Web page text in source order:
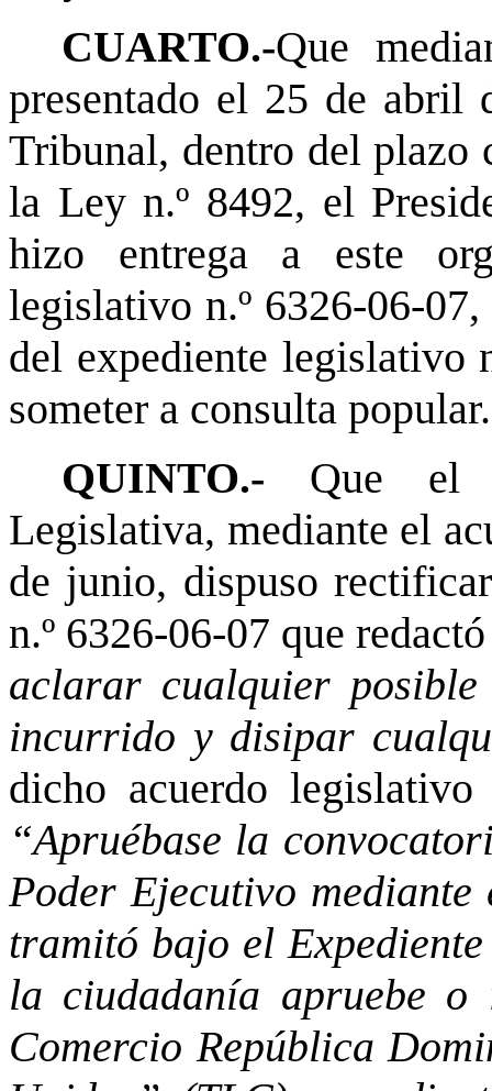
CUARTO.-Que
presentado el 25 de abril
Tribunal, dentro del plazo
la Ley n.º 8492, el
hizo entrega a este
legislativo n.º 6326-06-
del expediente legislativo
someter a consulta popular.
QUINTO.- Que el
Legislativa, mediante el
de junio, dispuso
n.º 6326-06-07 que
aclarar cualquier
incurrido y disipar
dicho acuerdo
“Apruébase la
Poder Ejecutivo mediante
tramitó bajo el
la ciudadanía apruebe
Comercio República